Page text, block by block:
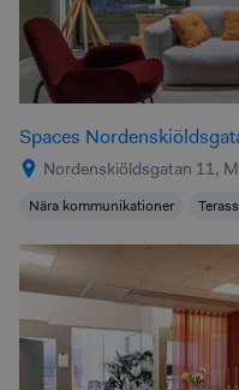
Spaces
Nordenskiöldsgatan 11,
Nära kommunikationer Terass